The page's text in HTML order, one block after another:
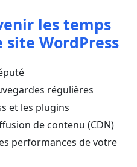
les temps
site WordPress
régulières
et les plugins
de contenu (CDN)
performances de votre